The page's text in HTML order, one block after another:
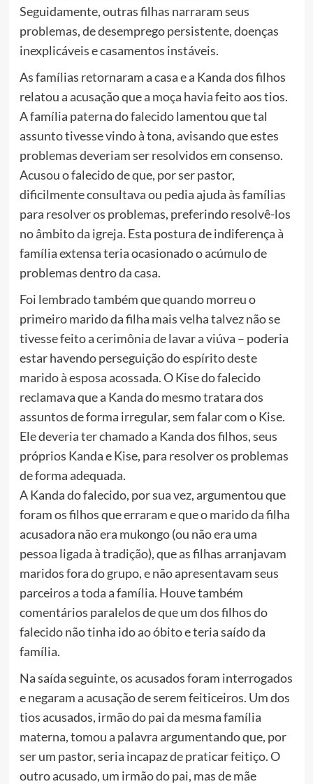
Seguidamente, outras filhas narraram seus
problemas, de desemprego persistente, doenças
inexplicáveis e casamentos instáveis.
As famílias retornaram a casa e a Kanda dos filhos
relatou a acusação que a moça havia feito aos tios.
A família paterna do falecido lamentou que tal
assunto tivesse vindo à tona, avisando que estes
problemas deveriam ser resolvidos em consenso.
Acusou o falecido de que, por ser pastor,
dificilmente consultava ou pedia ajuda às famílias
para resolver os problemas, preferindo resolvê-los
no âmbito da igreja. Esta postura de indiferença à
família extensa teria ocasionado o acúmulo de
problemas dentro da casa.
Foi lembrado também que quando morreu o
primeiro marido da filha mais velha talvez não se
tivesse feito a cerimônia de lavar a viúva – poderia
estar havendo perseguição do espírito deste
marido à esposa acossada. O Kise do falecido
reclamava que a Kanda do mesmo tratara dos
assuntos de forma irregular, sem falar com o Kise.
Ele deveria ter chamado a Kanda dos filhos, seus
próprios Kanda e Kise, para resolver os problemas
de forma adequada.
A Kanda do falecido, por sua vez, argumentou que
foram os filhos que erraram e que o marido da filha
acusadora não era mukongo (ou não era uma
pessoa ligada à tradição), que as filhas arranjavam
maridos fora do grupo, e não apresentavam seus
parceiros a toda a família. Houve também
comentários paralelos de que um dos filhos do
falecido não tinha ido ao óbito e teria saído da
família.
Na saída seguinte, os acusados foram interrogados
e negaram a acusação de serem feiticeiros. Um dos
tios acusados, irmão do pai da mesma família
materna, tomou a palavra argumentando que, por
ser um pastor, seria incapaz de praticar feitiço. O
outro acusado, um irmão do pai, mas de mãe